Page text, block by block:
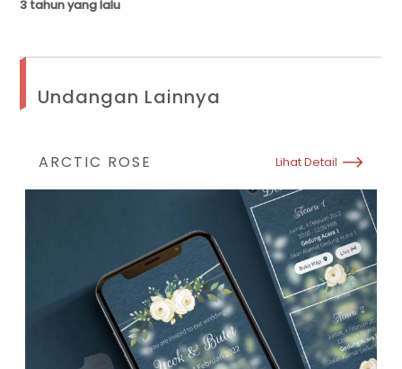
3 tahun yang lalu
Undangan Lainnya
ARCTIC ROSE Lihat Detail